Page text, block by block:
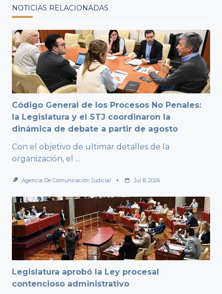
NOTICIAS RELACIONADAS
Código General de los Procesos No Penales:
la Legislatura y el STJ coordinaron la
dinámica de debate a partir de agosto
Con el objetivo de ultimar detalles de la
organización, el ...
Agencia De Comunicación Judicial Jul 8, 2026
Legislatura aprobó la Ley procesal
contencioso administrativo